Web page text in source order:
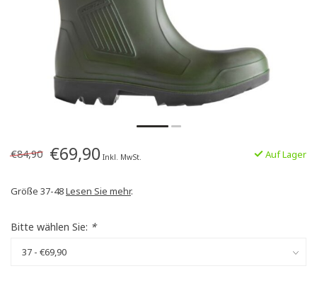
€84,90 €69,90 Inkl. MwSt. Auf Lager
Größe 37-48Lesen Sie mehr.
Bitte wählen Sie: *